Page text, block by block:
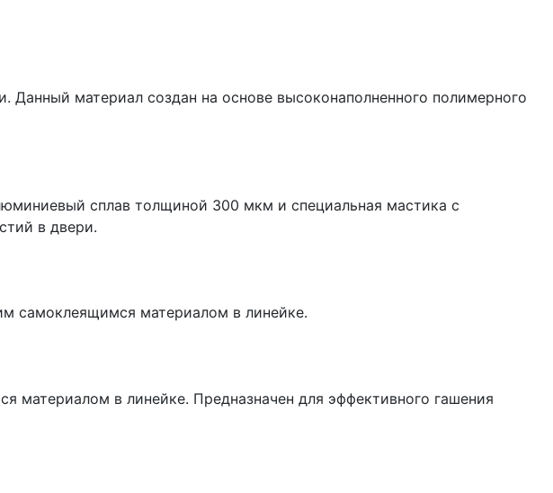
материал создан на основе высоконаполненного полимерного
сплав толщиной 300 мкм и специальная мастика с
в двери.
самоклеящимся материалом в линейке.
в линейке. Предназначен для эффективного гашения